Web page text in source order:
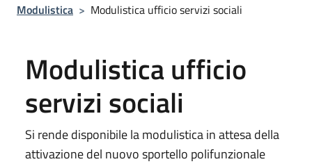
Modulistica > Modulistica ufficio servizi sociali
Modulistica ufficio
servizi sociali
Si rende disponibile la modulistica in attesa della
attivazione del nuovo sportello polifunzionale